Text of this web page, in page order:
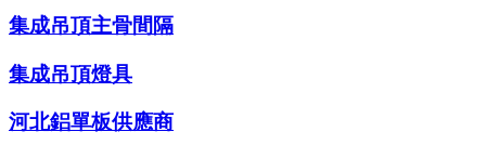
集成吊頂主骨間隔
集成吊頂燈具
河北鋁單板供應商